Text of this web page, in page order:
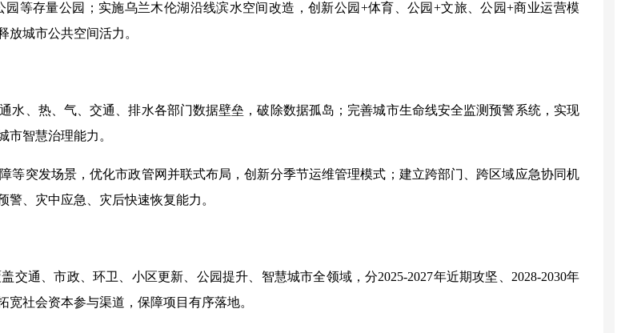
等存量公园；实施乌兰木伦湖沿线滨水空间改造，创新公园 +体育、公园 +文旅、公园+商业运营模
城市公共空间活力。
水、热、气、交通、排水各部门数据壁垒，破除数据孤岛；完善城市生命线安全监测预警系统，实现
智慧治理能力。
等突发场景，优化市政管网并联式布局，创新分季节运维管理模式；建立跨部门、跨区域应急协同机
、灾中应急、灾后快速恢复能力。
交通、市政、环卫、小区更新、公园提升、智慧城市全领域，分2025-2027年近期攻坚、 2028-2030年
社会资本参与渠道，保障项目有序落地。